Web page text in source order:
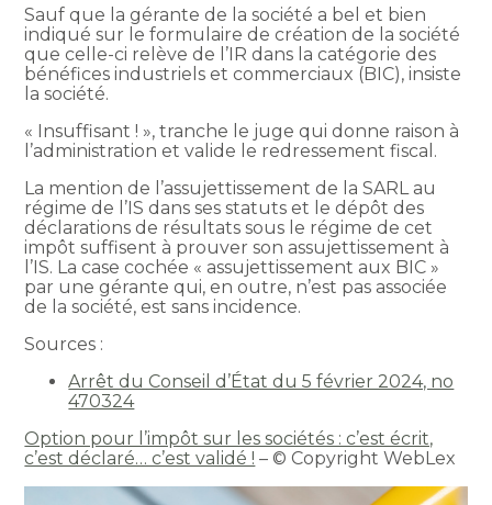
Sauf que la gérante de la société a bel et bien
indiqué sur le formulaire de création de la société
que celle-ci relève de l’IR dans la catégorie des
bénéfices industriels et commerciaux (BIC), insiste
la société.
« Insuffisant ! », tranche le juge qui donne raison à
l’administration et valide le redressement fiscal.
La mention de l’assujettissement de la SARL au
régime de l’IS dans ses statuts et le dépôt des
déclarations de résultats sous le régime de cet
impôt suffisent à prouver son assujettissement à
l’IS. La case cochée « assujettissement aux BIC »
par une gérante qui, en outre, n’est pas associée
de la société, est sans incidence.
Sources :
Arrêt du Conseil d’État du 5 février 2024, no
470324
Option pour l’impôt sur les sociétés : c’est écrit,
c’est déclaré… c’est validé ! – © Copyright WebLex